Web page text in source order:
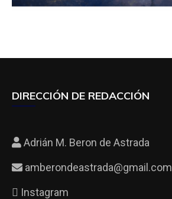
DIRECCIÓN DE REDACCIÓN
Adrián M. Beron de Astrada
amberondeastrada@gmail.com
Instagram